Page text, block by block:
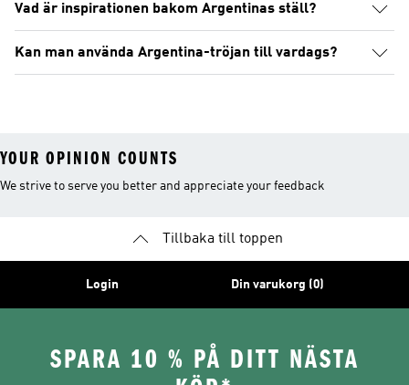
Vad är inspirationen bakom Argentinas ställ?
Kan man använda Argentina-tröjan till vardags?
YOUR OPINION COUNTS
We strive to serve you better and appreciate your feedback
Tillbaka till toppen
Login Din varukorg (0)
SPARA 10 % PÅ DITT NÄSTA